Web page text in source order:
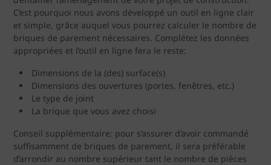
C’est pourquoi nous avons développé un outil en ligne clair
et simple, grâce auquel vous pourrez calculer le nombre de
briques de parement nécessaires. Complétez les données
appropriées et l’outil en ligne fera le reste:
Dimensions de la (des) surface(s)
Dimensions des ouvertures (portes, fenêtres, etc.)
Le type de joint
La brique que vous avez choisi
Conseil supplémentaire: pour s’assurer d’avoir commandé
suffisamment de briques de parement, il sera préférable
d’arrondir au nombre supérieur tant le nombre de pièces